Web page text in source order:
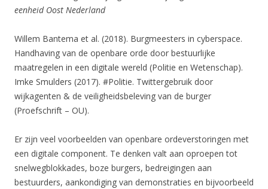
eenheid Oost Nederland
Willem Bantema et al. (2018). Burgmeesters in cyberspace.
Handhaving van de openbare orde door bestuurlijke
maatregelen in een digitale wereld (Politie en Wetenschap).
Imke Smulders (2017). #Politie. Twittergebruik door
wijkagenten & de veiligheidsbeleving van de burger
(Proefschrift – OU).
Er zijn veel voorbeelden van openbare ordeverstoringen met
een digitale component. Te denken valt aan oproepen tot
snelwegblokkades, boze burgers, bedreigingen aan
bestuurders, aankondiging van demonstraties en bijvoorbeeld